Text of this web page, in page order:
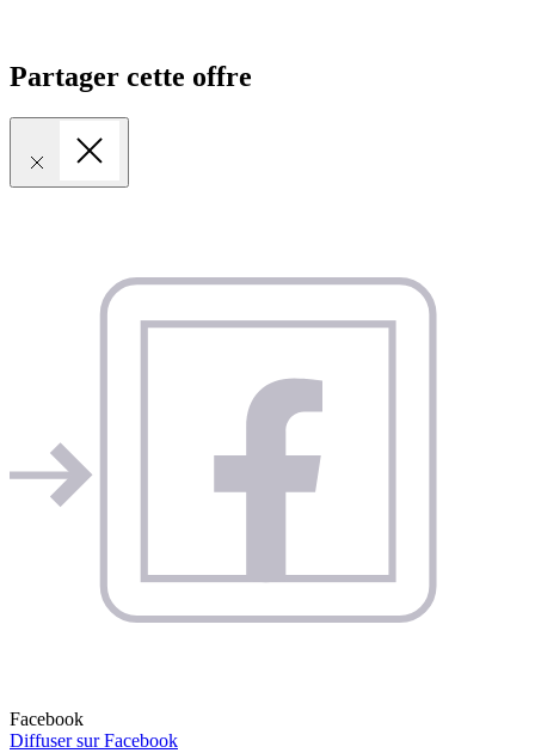
Partager cette offre
Facebook
Diffuser sur Facebook